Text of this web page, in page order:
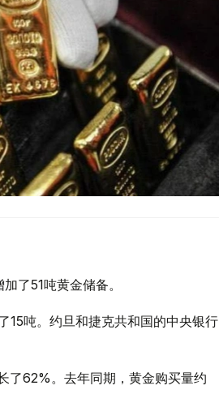
了51吨黄金储备。
15吨。约旦和捷克共和国的中央银行
了62%。去年同期，黄金购买量约